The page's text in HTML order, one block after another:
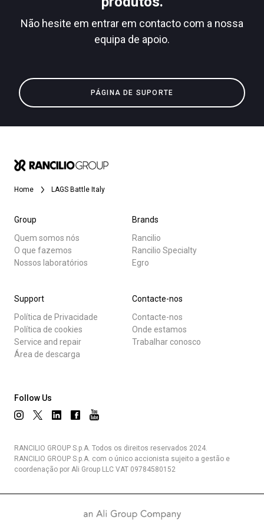
Não hesite em entrar em contacto com a nossa
equipa de apoio.
PÁGINA DE SUPORTE
Home LAGS Battle Italy
Group
Quem somos nós
O que fazemos
Nossos laboratórios
Brands
Rancilio
Rancilio Specialty
Egro
Support
Política de Privacidade
Política de cookies
Service and repair
Área de descarga
Contacte-nos
Contacte-nos
Onde estamos
Trabalhar conosco
Follow Us
RANCILIO GROUP S.p.A. Todos os direitos reservados 2024.
RANCILIO GROUP S.p.A. com o único accionista sujeito a gestão e
coordenação por Ali Group LLC VAT 09784580152
Produtos
Descarregar